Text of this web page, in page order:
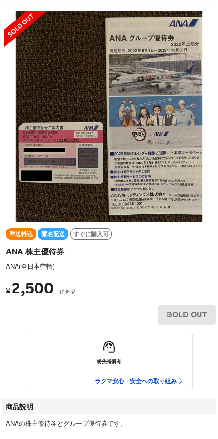
SOLD OUT
送料込 匿名配送 すぐに購入可
ANA 株主優待券
ANA(全日本空輸)
¥ 2,500 送料込
SOLD OUT
紛失補償有
ラクマ安心・安全への取り組み
商品説明
ANAの株主優待券とグループ優待券です。